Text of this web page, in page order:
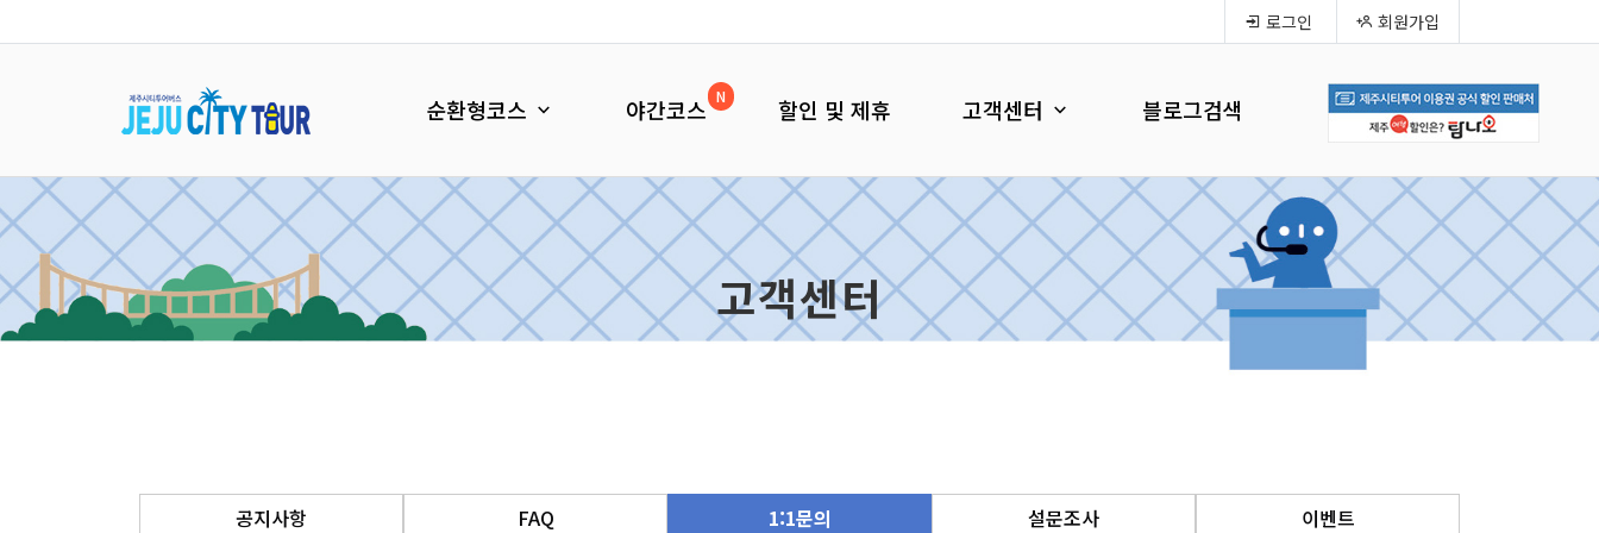
로그인 회원가입
순환형코스 야간코스 N 할인 및 제휴 고객센터 블로그검색
고객센터
공지사항 FAQ 1:1문의 설문조사 이벤트